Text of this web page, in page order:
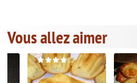
Vous allez aimer